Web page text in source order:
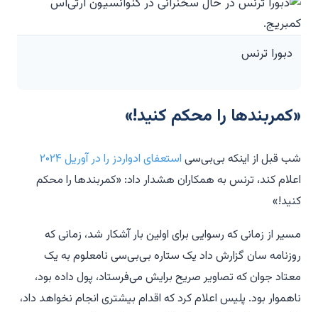
دبورا ترنس
«کمربندها را محکم کنید!»
شب قبل از اینکه بی‌بی‌سی استعفای ادواردز را در آوریل ۲۰۲۴
اعلام کند، ترنس به همکاران هشدار داد: «کمربندها را محکم
کنید!»
مسیر از زمانی که رسوایی برای اولین بار آشکار شد، زمانی که
روزنامه سان گزارش داد یک ستاره بی‌بی‌سی نامعلوم به یک
معتاد جوان که تصاویر صریح برایش می‌فرستاد، پول داده بود،
ناهموار بود. پلیس اعلام کرد که اقدام بیشتری انجام نخواهد داد،